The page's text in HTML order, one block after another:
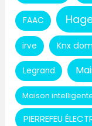
FAAC
irve Knx
Legrand
Maison
PIERREFEU